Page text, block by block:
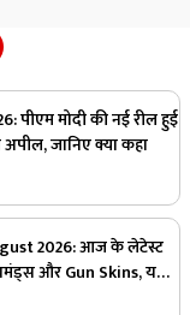
पीएम मोदी की नई रील हुई
जानिए क्या कहा
2026: आज के लेटेस्ट
और Gun Skins, यही